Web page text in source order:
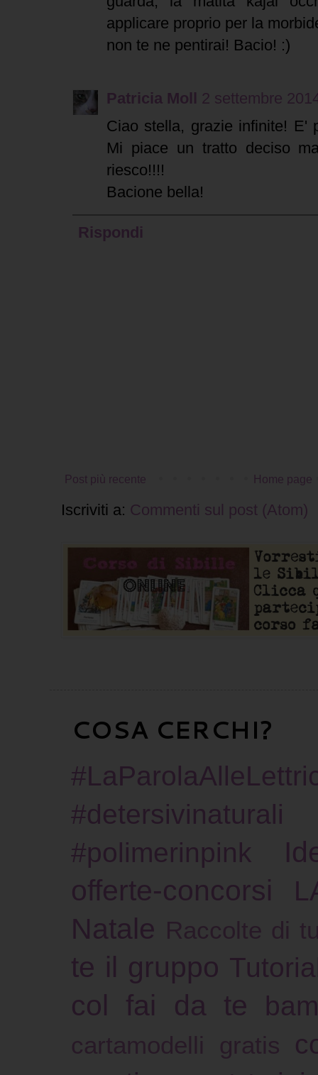
applicare proprio per la
non te ne pentirai! Bacio! :)
Patricia Moll
2 settembre
Ciao stella, grazie infinite! E'
Mi piace un tratto deciso
riesco!!!!
Bacione bella!
Rispondi
Post più recente Home page
Iscriviti a: Commenti sul post (Atom)
COSA CERCHI?
#detersivinaturali
#polimerinpink
offerte-concorsi
Natale Raccolte di
te il gruppo
col fai da te
cartamodelli gratis